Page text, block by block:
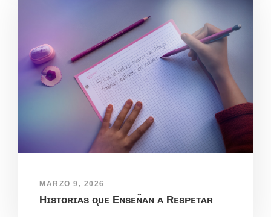
MARZO 9, 2026
Hɪsᴛᴏʀɪᴀs ᴏ̨ᴜᴇ Eɴsᴇɴ̃ᴀɴ ᴀ Rᴇsᴘᴇᴛᴀʀ